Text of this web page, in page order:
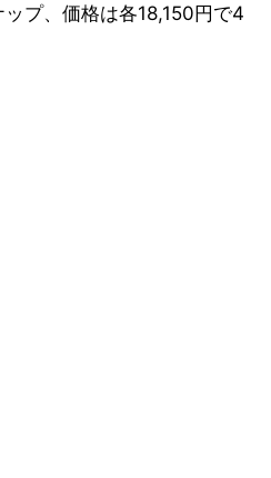
プ、価格は各18,150円で4